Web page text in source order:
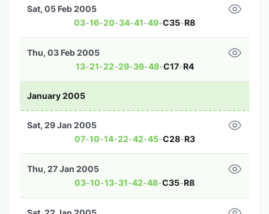
03-16-20-34-41-49-C35-R8
Sat, 05 Feb 2005
13-21-22-29-36-48-C17-R4
Thu, 03 Feb 2005
January 2005
07-10-14-22-42-45-C28-R3
Sat, 29 Jan 2005
03-10-13-31-42-48-C35-R8
Thu, 27 Jan 2005